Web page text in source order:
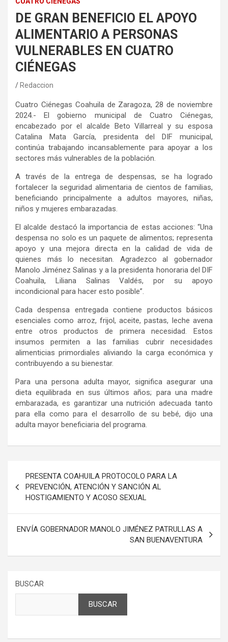
DE GRAN BENEFICIO EL APOYO
ALIMENTARIO A PERSONAS
VULNERABLES EN CUATRO
CIÉNEGAS
Redaccion
Cuatro Ciénegas Coahuila de Zaragoza, 28 de noviembre
2024.-
Elgobierno municipal de Cuatro Ciénegas,
encabezado por el alcalde
Beto Villarreal y su esposa
Catalina Mata García, presidenta del DIF municipal,
continúa trabajando incansablemente para apoyar a los
sectores más vulnerables de la población.
A través de la entrega de despensas, se ha logrado
fortalecer la seguridad alimentaria de cientos de familias,
beneficiando principalmente a adultos mayores, niñas,
niños y mujeres embarazadas.
El alcalde destacó la importancia de estas acciones: “Una
despensa no solo es un paquete de alimentos; representa
apoyoy una mejora directa en la calidad de vida de
quienes más lo necesitan. Agradezco al gobernador
Manolo Jiménez Salinas y a la presidenta honoraria del DIF
Coahuila, Liliana Salinas Valdés, por su apoyo
incondicional para hacer esto posible”.
Cada despensa entregada contiene productos básicos
esenciales como arroz, frijol, aceite, pastas, leche avena
entre otros productos de primera necesidad. Estos
insumos permiten a las familias cubrir necesidades
alimenticias primordiales aliviando la carga económica y
contribuyendo a su bienestar.
Para una persona adulta mayor, significa asegurar una
dieta equilibrada en sus últimos años; para una madre
embarazada, es garantizar una nutrición adecuada tanto
para ella como para el desarrollo de su bebé, dijouna
adulta mayor beneficiaria del programa.
de
entradas
PRESENTA COAHUILA PROTOCOLO PARA LA
PREVENCIÓN, ATENCIÓN Y SANCIÓN AL
HOSTIGAMIENTO Y ACOSO SEXUAL
ENVÍA GOBERNADOR MANOLO JIMÉNEZ PATRULLAS A
SAN BUENAVENTURA
BUSCAR
BUSCAR